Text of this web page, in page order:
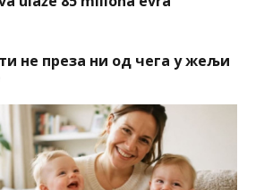
не преза ни од чега у жељи